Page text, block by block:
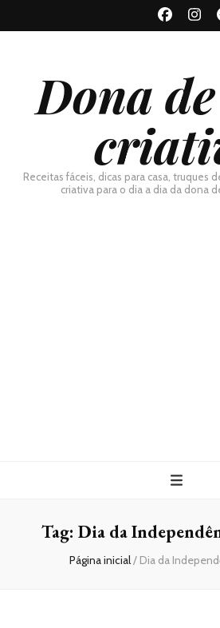
Dona
Receitas fáceis, dicas para casa, truques
criativa para o dia a dia da dona
Tag: Dia da
Página inicial/ Dia da